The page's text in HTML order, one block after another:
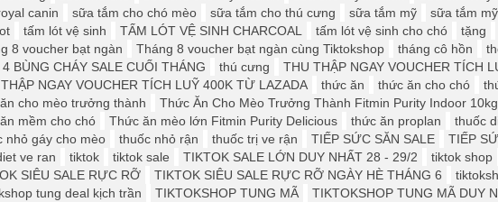
canin
sữa tắm cho chó mèo sữa tắm cho thú cưng sữa tắm mỹ sữa tắm
tấm lót vệ sinh TẤM LÓT VỆ SINH CHARCOAL tấm lót vệ sinh cho chó tặng
8 voucher bạt ngàn
Tháng 8 voucher bạt ngàn cùng Tiktokshop tháng cô hồn
BÙNG CHÁY SALE CUỐI THÁNG
thú cưng
THU THẬP NGAY VOUCHER TÍCH
NGAY VOUCHER TÍCH LUỸ 400K TỪ LAZADA
thức ăn thức ăn cho chó
cho mèo trưởng thành
Thức Ăn Cho Mèo Trưởng Thành Fitmin Purity Indoor 10kg
mềm cho chó
Thức ăn mèo lớn Fitmin Purity Delicious thức ăn proplan thuốc
nhỏ gáy cho mèo
thuốc nhỏ rận thuốc trị ve rận TIẾP SỨC SĂN SALE TIẾP
ve ran
tiktok tiktok sale TIKTOK SALE LỚN DUY NHẤT 28 - 29/2 tiktok shop
SIÊU SALE RỰC RỠ
TIKTOK SIÊU SALE RỰC RỠ NGÀY HÈ THÁNG 6
tung deal kịch trần
TIKTOKSHOP TUNG MÃ TIKTOKSHOP TUNG MÃ DUY